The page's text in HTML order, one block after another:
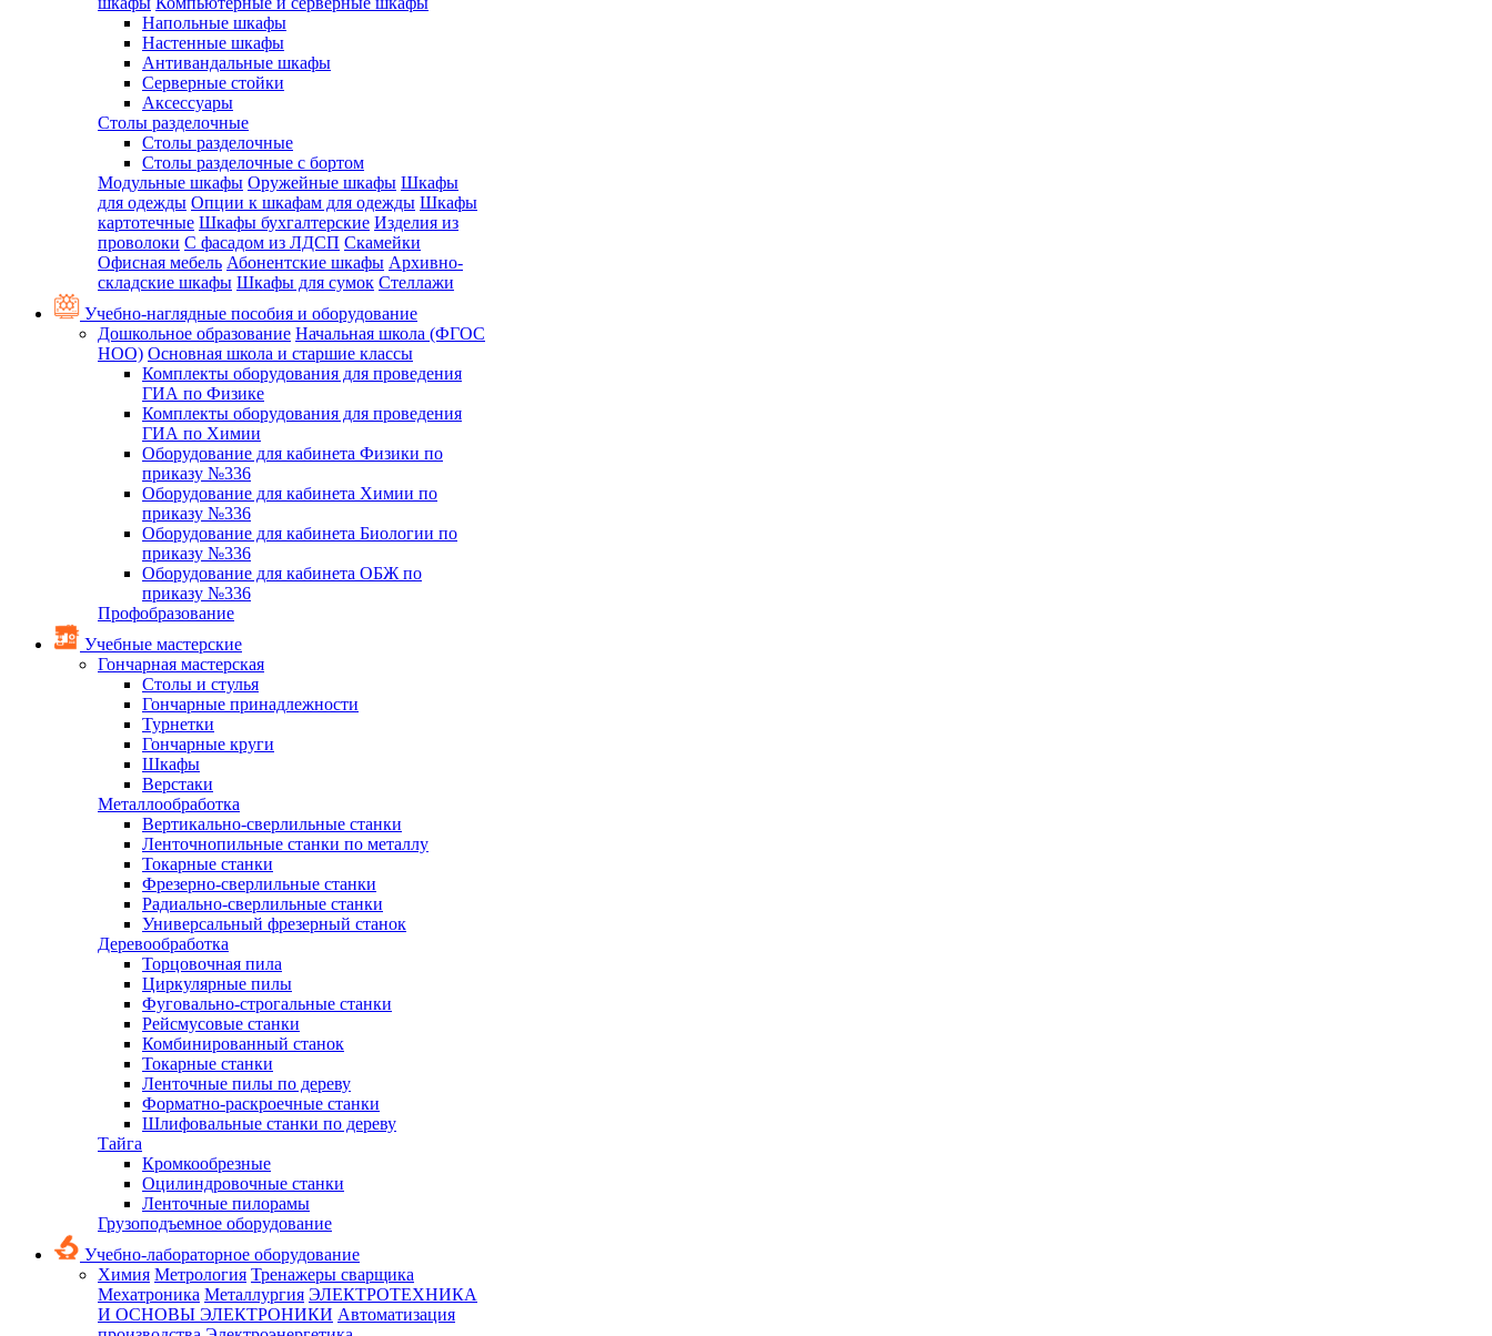
Напольные шкафы
Настенные шкафы
Антивандальные шкафы
Серверные стойки
Аксессуары
Столы разделочные
Столы разделочные
Столы разделочные с бортом
Модульные шкафы Оружейные шкафы Шкафы
для одежды Опции к шкафам для одежды Шкафы
картотечные Шкафы бухгалтерские Изделия из
проволоки С фасадом из ЛДСП Скамейки
Офисная мебель Абонентские шкафы Архивно-
складские шкафы Шкафы для сумок Стеллажи
Учебно-наглядные пособия и оборудование
Дошкольное образование Начальная школа (ФГОС
НОО) Основная школа и старшие классы
Комплекты оборудования для проведения
ГИА по Физике
Комплекты оборудования для проведения
ГИА по Химии
Оборудование для кабинета Физики по
приказу №336
Оборудование для кабинета Химии по
приказу №336
Оборудование для кабинета Биологии по
приказу №336
Оборудование для кабинета ОБЖ по
приказу №336
Профобразование
Учебные мастерские
Гончарная мастерская
Столы и стулья
Гончарные принадлежности
Турнетки
Гончарные круги
Шкафы
Верстаки
Металлообработка
Вертикально-сверлильные станки
Ленточнопильные станки по металлу
Токарные станки
Фрезерно-сверлильные станки
Радиально-сверлильные станки
Универсальный фрезерный станок
Деревообработка
Торцовочная пила
Циркулярные пилы
Фуговально-строгальные станки
Рейсмусовые станки
Комбинированный станок
Токарные станки
Ленточные пилы по дереву
Форматно-раскроечные станки
Шлифовальные станки по дереву
Тайга
Кромкообрезные
Оцилиндровочные станки
Ленточные пилорамы
Грузоподъемное оборудование
Учебно-лабораторное оборудование
Химия Метрология Тренажеры сварщика
Мехатроника Металлургия ЭЛЕКТРОТЕХНИКА
И ОСНОВЫ ЭЛЕКТРОНИКИ Автоматизация